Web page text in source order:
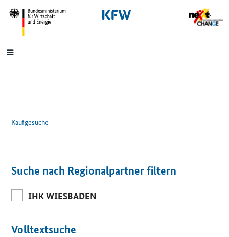
SrOnlyNavigation
Hauptmenü
Kaufgesuche
Suche nach Regionalpartner filtern
IHK WIESBADEN
Volltextsuche